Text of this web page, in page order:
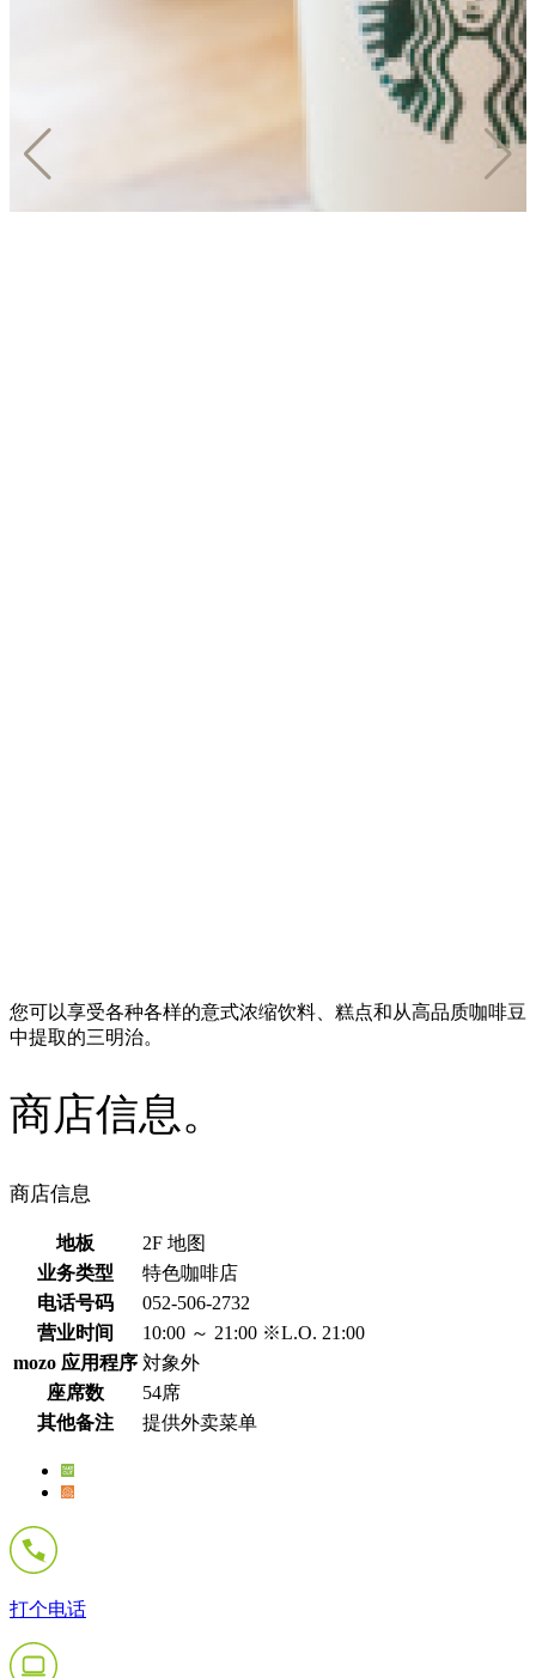
您可以享受各种各样的意式浓缩饮料、糕点和从高品质咖啡豆
中提取的三明治。
商店信息。
商店信息
地板
2F 地图
业务类型
特色咖啡店
电话号码
052-506-2732
营业时间
10:00 ～ 21:00 ※L.O. 21:00
mozo 应用程序 対象外
座席数
54席
其他备注
提供外卖菜单
打个电话